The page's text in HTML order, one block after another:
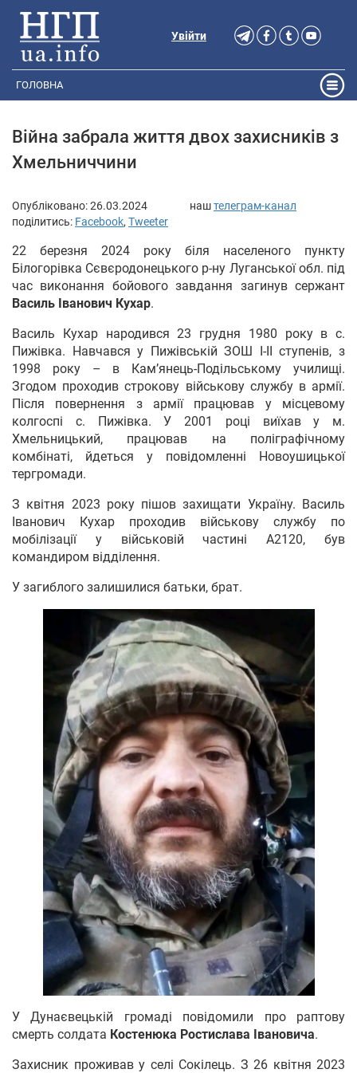
Увійти
ГОЛОВНА
Війна забрала життя двох захисників з
Хмельниччини
Опубліковано:26.03.2024 наштелеграм-канал
поділитись: Facebook, Tweeter
22 березня 2024 року біля населеного пункту
Білогорівка Сєвєродонецького р-ну Луганської обл. під
час виконання бойового завдання загинув сержант
Василь Іванович Кухар.
Василь Кухар народився 23 грудня 1980 року в с.
Пижівка. Навчався у Пижівській ЗОШ I-II ступенів, з
1998 року – в Кам’янець-Подільському училищі.
Згодом проходив строкову військову службу в армії.
Після повернення з армії працював у місцевому
колгоспі с. Пижівка. У 2001 році виїхав у м.
Хмельницький, працював на поліграфічному
комбінаті, йдеться у повідомленні Новоушицької
тергромади.
З квітня 2023 року пішов захищати Україну. Василь
Іванович Кухар проходив військову службу по
мобілізації у військовій частині А2120, був
командиром відділення.
У загиблого залишилися батьки, брат.
У Дунаєвецькій громаді повідомили про раптову
смерть солдата Костенюка Ростислава Івановича.
Захисник проживав у селі Сокілець. З 26 квітня 2023